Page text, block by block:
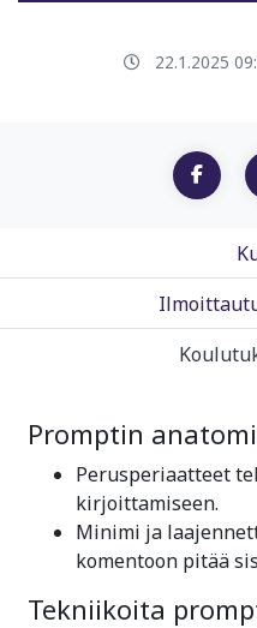
22.1.2025
Promptin
Perusperiaatteet
kirjoittamiseen.
Minimi ja
komentoon pitää
Tekniikoita